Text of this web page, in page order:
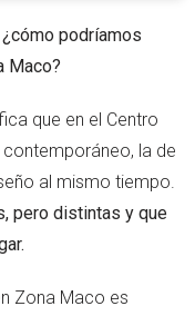
podríamos
Maco?
que en el Centro
la de
al mismo tiempo.
pero distintas y que
Zona Maco es